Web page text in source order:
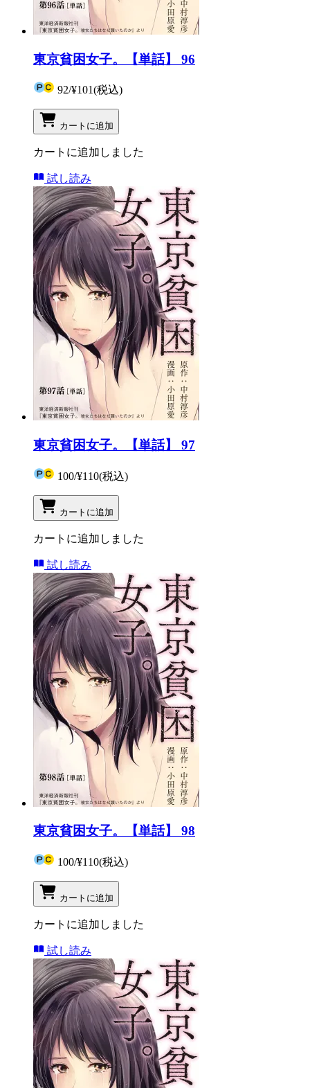
東京貧困女子。【単話】 96
92/¥101(税込)
カートに追加
カートに追加しました
試し読み
東京貧困女子。【単話】 97
100/¥110(税込)
カートに追加
カートに追加しました
試し読み
東京貧困女子。【単話】 98
100/¥110(税込)
カートに追加
カートに追加しました
試し読み